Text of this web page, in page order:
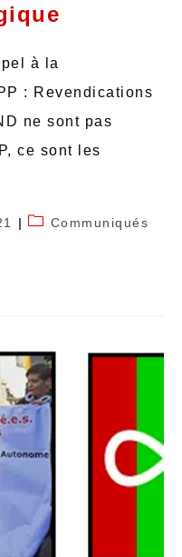
à la
: Revendications
ne sont pas
ce sont les
Communiqués